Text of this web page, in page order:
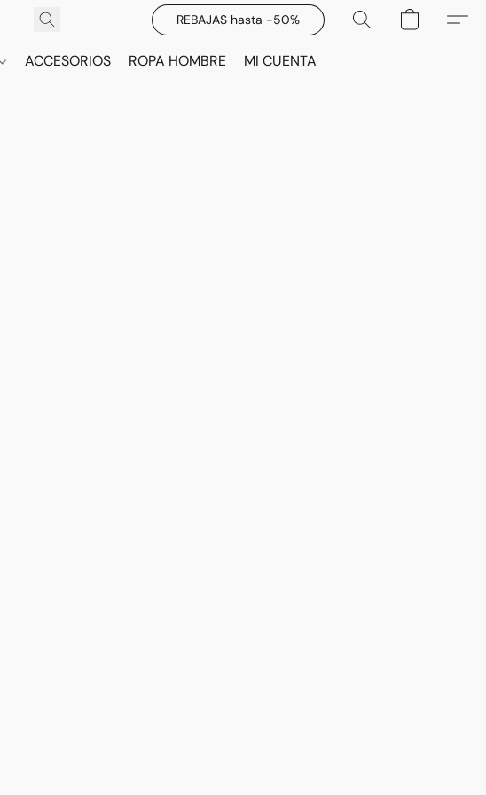
REBAJAS hasta -50%
ACCESORIOS ROPA HOMBRE MI CUENTA